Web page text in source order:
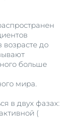
до
больше
мира.
в двух фазах:
(